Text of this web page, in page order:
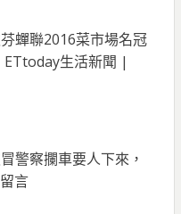
蟬聯2016菜市場名冠
生活新聞 |
警察攔車要人下來，
言